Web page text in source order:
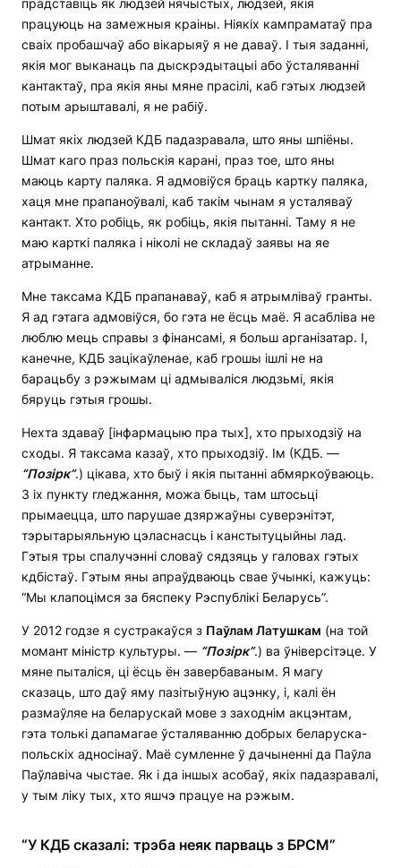
прадставіць як людзей нячыстых, людзей, якія
працуюць на замежныя краіны. Ніякіх кампраматаў пра
сваіх пробашчаў або вікарыяў я не даваў. І тыя заданні,
якія мог выканаць па дыскрэдытацыі або ўсталяванні
кантактаў, пра якія яны мяне прасілі, каб гэтых людзей
потым арыштавалі, я не рабіў.
Шмат якіх людзей КДБ падазравала, што яны шпіёны.
Шмат каго праз польскія карані, праз тое, што яны
маюць карту паляка. Я адмовіўся браць картку паляка,
хаця мне прапаноўвалі, каб такім чынам я усталяваў
кантакт. Хто робіць, як робіць, якія пытанні. Таму я не
маю карткі паляка і ніколі не складаў заявы на яе
атрыманне.
Мне таксама КДБ прапанаваў, каб я атрымліваў гранты.
Я ад гэтага адмовіўся, бо гэта не ёсць маё. Я асабліва не
люблю мець справы з фінансамі, я больш арганізатар. І,
канечне, КДБ зацікаўленае, каб грошы ішлі не на
барацьбу з рэжымам ці адмываліся людзьмі, якія
бяруць гэтыя грошы.
Нехта здаваў [інфармацыю пра тых], хто прыходзіў на
сходы. Я таксама казаў, хто прыходзіў. Ім (КДБ. —
“Позірк”.) цікава, хто быў і якія пытанні абмяркоўваюць.
З іх пункту гледжання, можа быць, там штосьці
прымаецца, што парушае дзяржаўны суверэнітэт,
тэрытарыяльную цэласнасць і канстытуцыйны лад.
Гэтыя тры спалучэнні словаў сядзяць у галовах гэтых
кдбістаў. Гэтым яны апраўдваюць свае ўчынкі, кажуць:
“Мы клапоцімся за бяспеку Рэспублікі Беларусь”.
У 2012 годзе я сустракаўся з Паўлам Латушкам (на той
момант міністр культуры. — “Позірк”.) ва ўніверсітэце. У
мяне пыталіся, ці ёсць ён завербаваным. Я магу
сказаць, што даў яму пазітыўную ацэнку, і, калі ён
размаўляе на беларускай мове з заходнім акцэнтам,
гэта толькі дапамагае ўсталяванню добрых беларуска-
польскіх адносінаў. Маё сумленне ў дачыненні да Паўла
Паўлавіча чыстае. Як і да іншых асобаў, якіх падазравалі,
у тым ліку тых, хто яшчэ працуе на рэжым.
“У КДБ сказалі: трэба неяк парваць з БРСМ”